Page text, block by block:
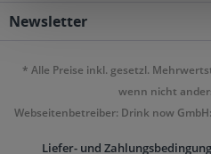
Newsletter
* Alle Preise inkl. gesetzl.
wenn nicht
Webseitenbetreiber: Drink now GmbH:
Liefer- und